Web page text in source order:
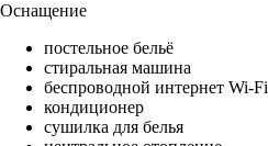
Оснащение
постельное бельё
стиральная машина
беспроводной интернет Wi-Fi
кондиционер
сушилка для белья